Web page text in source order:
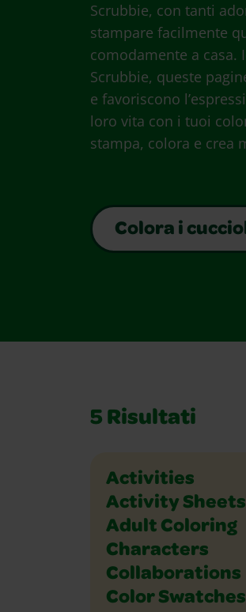
Scrubbie, con tanti
stampare facilmente
comodamente a
Scrubbie, queste
e favoriscono
loro vita con i tuoi
stampa, colora e crea
Colora i
5 Risultati
Activities
Activity Sheets
Adult Coloring
Characters
Collaborations
Color Swatches
Holidays and
Math
Music and Dance
Outdoor
Paper Crafts
People
Places
Plants and
Science
Seasons
Social Studies
Sports
Vehicles
Writing